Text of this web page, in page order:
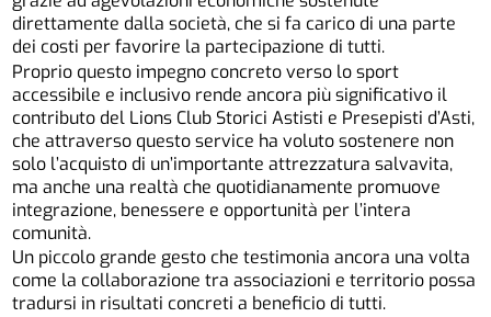
direttamente dalla società, che si fa carico di una parte
dei costi per favorire la partecipazione di tutti.
Proprio questo impegno concreto verso lo sport
accessibile e inclusivo rende ancora più significativo il
contributo del Lions Club Storici Astisti e Presepisti d’Asti,
che attraverso questo service ha voluto sostenere non
solo l’acquisto di un’importante attrezzatura salvavita,
ma anche una realtà che quotidianamente promuove
integrazione, benessere e opportunità per l’intera
comunità.
Un piccolo grande gesto che testimonia ancora una volta
come la collaborazione tra associazioni e territorio possa
tradursi in risultati concreti a beneficio di tutti.